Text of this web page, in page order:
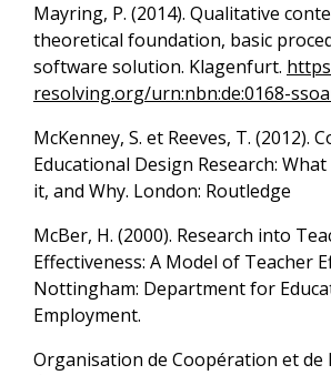
Mayring, P. (2014). Qualitative
theoretical foundation, basic
software solution. Klagenfurt.
resolving.org/urn:nbn:de:0168-
McKenney, S. et Reeves, T. (2012).
Educational Design Research:
it, and Why. London: Routledge
McBer, H. (2000). Research into
Effectiveness: A Model of Teacher
Nottingham: Department for
Employment.
Organisation de Coopération et de